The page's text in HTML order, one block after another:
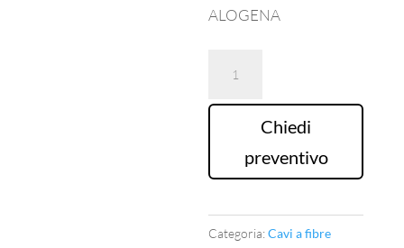
ALOGENA
FIBRE
OTTICHE
DIAMETRO
MM
*
Chiedi
preventivo
Categoria:Cavi a fibre